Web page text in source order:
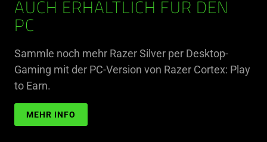
AUCH ERHÄLTLICH FÜR DEN
PC
Sammle noch mehr Razer Silver per Desktop-
Gaming mit der PC-Version von Razer Cortex: Play
to Earn.
MEHR INFO